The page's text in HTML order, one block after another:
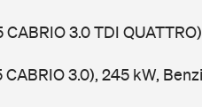
CABRIO 3.0 TDI
CABRIO 3.0), 245 kW,